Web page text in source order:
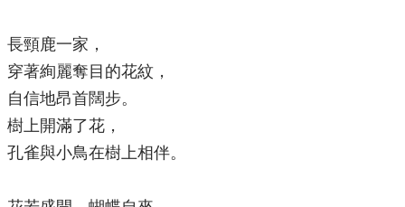
長頸鹿一家，
穿著絢麗奪目的花紋，
自信地昂首闊步。
樹上開滿了花，
孔雀與小鳥在樹上相伴。